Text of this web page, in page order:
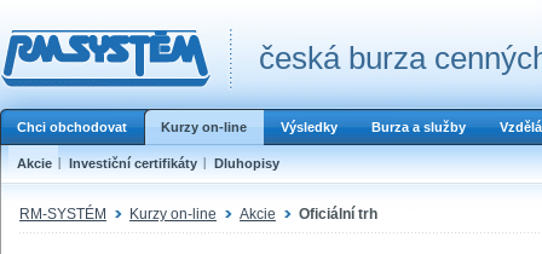
česká burza
Chci obchodovat Kurzy on-line Výsledky Burza a služby
Akcie Investiční certifikáty Dluhopisy
RM-SYSTÉM Kurzy on-line Akcie Oficiální trh